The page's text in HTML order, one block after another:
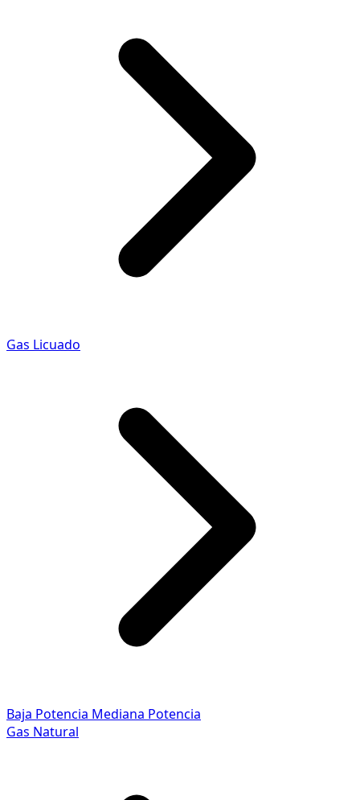
Gas Licuado
Baja Potencia Mediana Potencia
Gas Natural